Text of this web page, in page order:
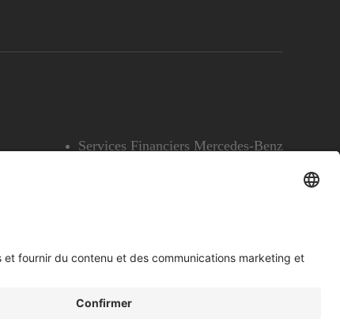
Services Financiers Mercedes-Benz